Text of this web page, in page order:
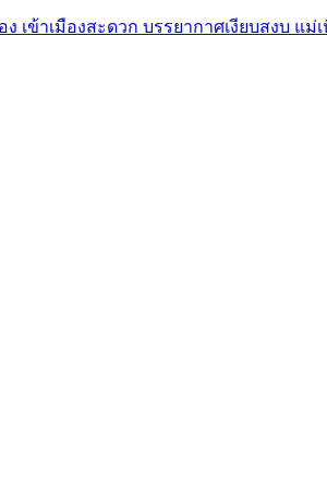
เข้าเมืองสะดวก บรรยากาศเงียบสงบ แม่